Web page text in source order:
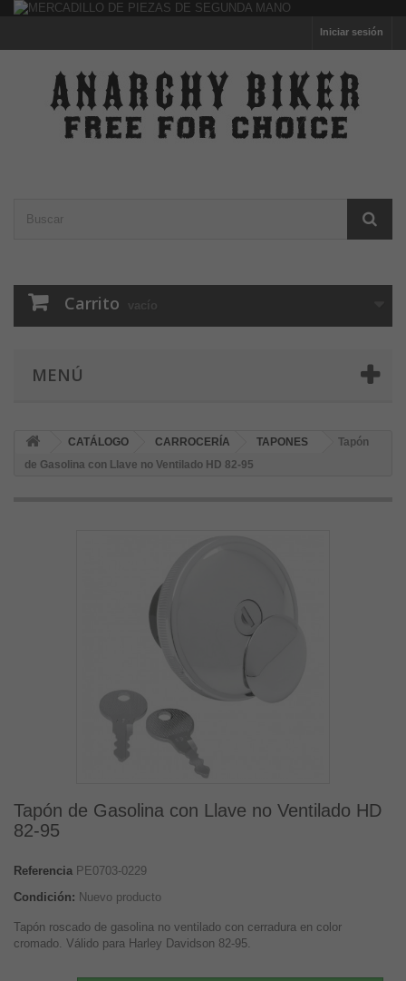
Iniciar sesión
Carrito vacío
MENÚ
CATÁLOGO CARROCERÍA TAPONES
Tapón
de Gasolina con Llave no Ventilado HD 82-95
Tapón de Gasolina con Llave no Ventilado HD
82-95
Referencia PE0703-0229
Condición: Nuevo producto
Tapón roscado de gasolina no ventilado con cerradura en color
cromado. Válido para Harley Davidson 82-95.